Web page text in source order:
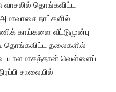
தொங்கவிட்ட
நாட்களில்
காய்களை வீட்டுமுன்பு
தொங்கவிட்ட தலைகளில்
வெள்ளைப்
சாலையில்